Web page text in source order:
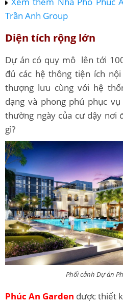
Trần Anh Group
Diện tích rộng lớn
Dự án có quy mô lên tới
đủ các hệ thông tiện ích
thượng lưu cùng với hệ
dạng và phong phú phục
thường ngày của cư dậy nơi
gì?
Phối cảnh Dự án
Phúc An Garden được thiết